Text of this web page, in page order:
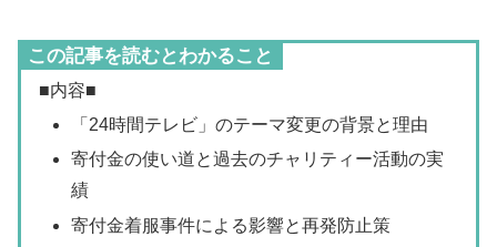
この記事を読むとわかること
■内容■
「24時間テレビ」のテーマ変更の背景と理由
寄付金の使い道と過去のチャリティー活動の実
績
寄付金着服事件による影響と再発防止策